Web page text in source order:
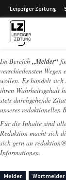
Leipziger Zeitung
Im Bereich „Melder“
verschiedensten
wollen. Es handelt
ihren Wahrheitsgehalt
stets durchgehende
unseres redaktionellen
Für die Inhalte sind
Redaktion macht sich
sich gern an
Informationen.
Melder Wortmelder